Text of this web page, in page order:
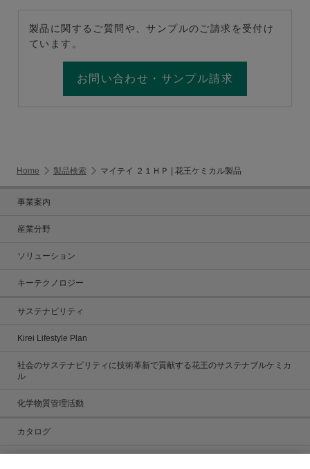
製品に関するご質問や、サンプルのご請求を受付け
ています。
お問い合わせ・サンプル請求
Home 製品検索 マイテイ ２１ＨＰ | 花王ケミカル製品
事業案内
産業分野
ソリューション
キーテクノロジー
サステナビリティ
Kirei Lifestyle Plan
社会のサステナビリティに技術革新で貢献する花王のサステナブルケミカ
ル
化学物質管理活動
カタログ